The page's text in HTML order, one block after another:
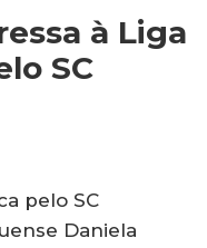
à Liga
SC
pelo SC
Daniela